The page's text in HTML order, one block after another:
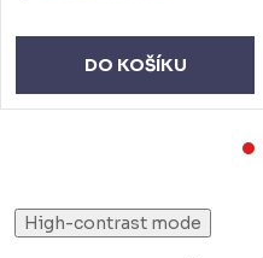
DO KOŠÍKU
High-contrast mode